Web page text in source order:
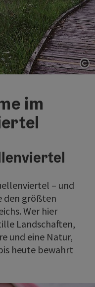
im
– und
den größten
Wer hier
Landschaften,
und eine Natur,
heute bewahrt